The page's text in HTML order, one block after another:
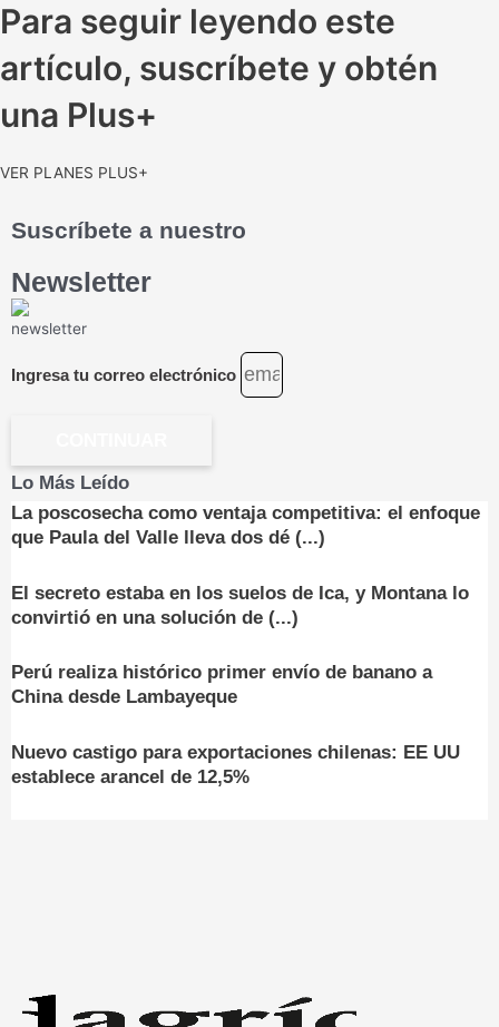
Para seguir leyendo este
artículo, suscríbete y obtén
una Plus+
VER PLANES PLUS+
Suscríbete a nuestro
Newsletter
Ingresa tu correo electrónico
Lo Más Leído
La poscosecha como ventaja competitiva: el enfoque
que Paula del Valle lleva dos dé (...)
El secreto estaba en los suelos de Ica, y Montana lo
convirtió en una solución de (...)
Perú realiza histórico primer envío de banano a
China desde Lambayeque
Nuevo castigo para exportaciones chilenas: EE UU
establece arancel de 12,5%